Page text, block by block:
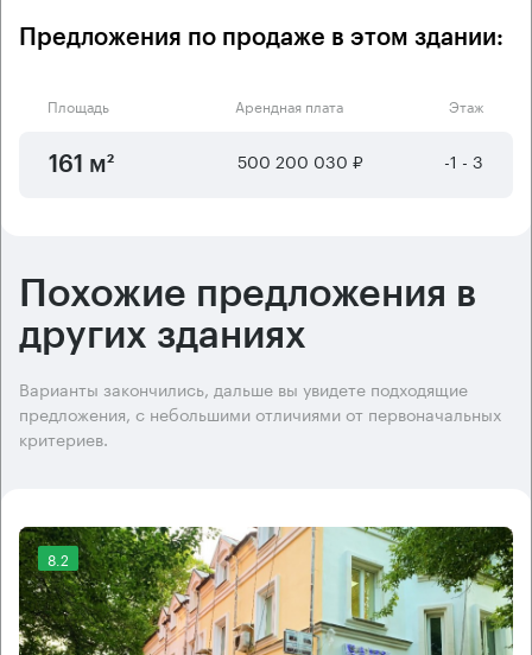
Предложения по продаже в этом здании:
Площадь Арендная плата Этаж
161 м² 500 200 030 ₽ -1 - 3
Похожие предложения в
других зданиях
Варианты закончились, дальше вы увидете подходящие
предложения, с небольшими отличиями от первоначальных
критериев.
8.2